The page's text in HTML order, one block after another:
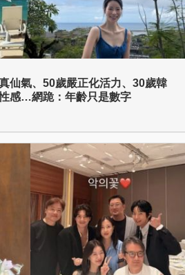
仙氣、50歲嚴正化活力、30歲韓
感…網跪：年齡只是數字